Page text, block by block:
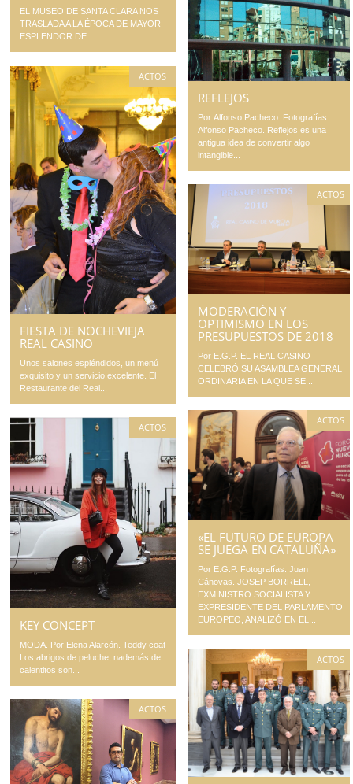
EL MUSEO DE SANTA CLARA NOS
TRASLADA A LA ÉPOCA DE MAYOR
ESPLENDOR DE...
REFLEJOS
Por Alfonso Pacheco. Fotografías:
Alfonso Pacheco. Reflejos es una
antigua idea de convertir algo
intangible...
ACTOS
FIESTA DE NOCHEVIEJA
REAL CASINO
Unos salones espléndidos, un menú
exquisito y un servicio excelente. El
Restaurante del Real...
ACTOS
MODERACIÓN Y
OPTIMISMO EN LOS
PRESUPUESTOS DE 2018
Por E.G.P. EL REAL CASINO
CELEBRÓ SU ASAMBLEA GENERAL
ORDINARIA EN LA QUE SE...
ACTOS
«EL FUTURO DE EUROPA
SE JUEGA EN CATALUÑA»
Por E.G.P. Fotografías: Juan
Cánovas. JOSEP BORRELL,
EXMINISTRO SOCIALISTA Y
EXPRESIDENTE DEL PARLAMENTO
EUROPEO, ANALIZÓ EN EL...
ACTOS
KEY CONCEPT
MODA. Por Elena Alarcón. Teddy coat
Los abrigos de peluche, nademás de
calentitos son...
ACTOS
ACTOS